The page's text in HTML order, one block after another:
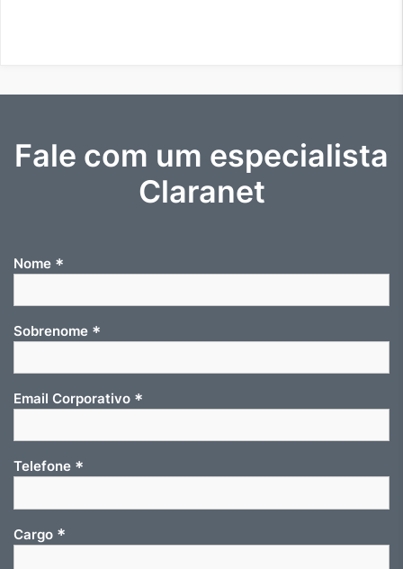
Fale com um especialista
Claranet
Nome *
Sobrenome *
Email Corporativo *
Telefone *
Cargo *